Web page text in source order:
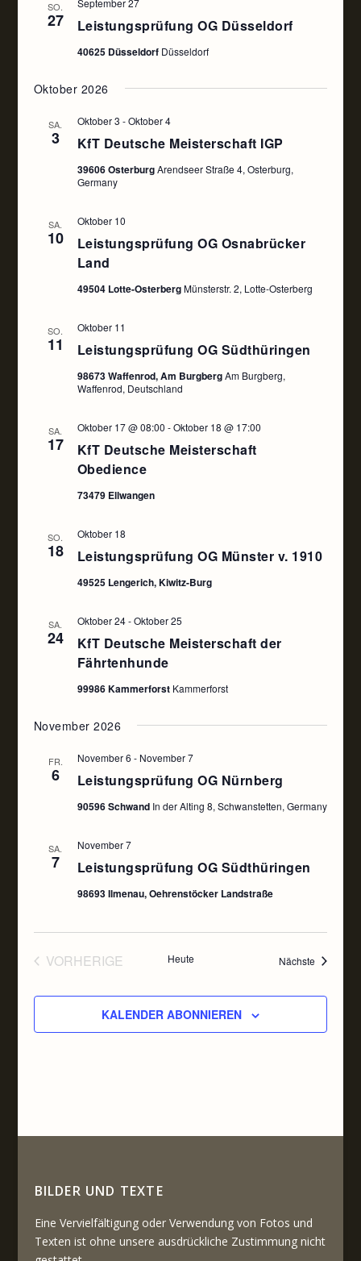
SO.
27 Leistungsprüfung OG Düsseldorf
September 27
40625 Düsseldorf Düsseldorf
Oktober 2026
SA.
3 KfT Deutsche Meisterschaft IGP
Oktober 3 -Oktober 4
39606 OsterburgArendseer Straße 4, Osterburg,
Germany
SA.
10
Leistungsprüfung OG Osnabrücker
Land
Oktober 10
49504 Lotte-OsterbergMünsterstr. 2, Lotte-Osterberg
SO.
11 Leistungsprüfung OG Südthüringen
Oktober 11
98673 Waffenrod, Am BurgbergAm Burgberg,
Waffenrod, Deutschland
SA.
17
KfT Deutsche Meisterschaft
Obedience
Oktober 17 @ 08:00 -Oktober 18 @ 17:00
73479 Ellwangen
SO.
18 Leistungsprüfung OG Münster v. 1910
Oktober 18
49525 Lengerich, Kiwitz-Burg
SA.
24
KfT Deutsche Meisterschaft der
Fährtenhunde
Oktober 24-Oktober 25
99986 Kammerforst Kammerforst
November 2026
FR.
6 Leistungsprüfung OG Nürnberg
November 6 - November 7
90596 Schwand In der Alting 8, Schwanstetten, Germany
SA.
7 Leistungsprüfung OG Südthüringen
November 7
98693 Ilmenau, Oehrenstöcker Landstraße
VORHERIGE
Heute Nächste
KALENDER ABONNIEREN
BILDER UND TEXTE
Eine Vervielfältigung oder Verwendung von Fotos und
Texten ist ohne unsere ausdrückliche Zustimmung nicht